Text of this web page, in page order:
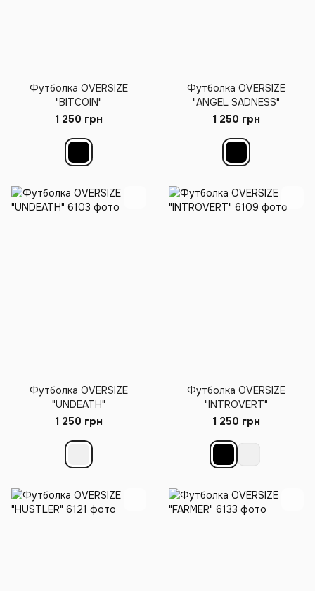
Футболка OVERSIZE
"BITCOIN"
1 250 грн
Футболка OVERSIZE
"ANGEL SADNESS"
1 250 грн
Футболка OVERSIZE
"UNDEATH"
1 250 грн
Футболка OVERSIZE
"INTROVERT"
1 250 грн